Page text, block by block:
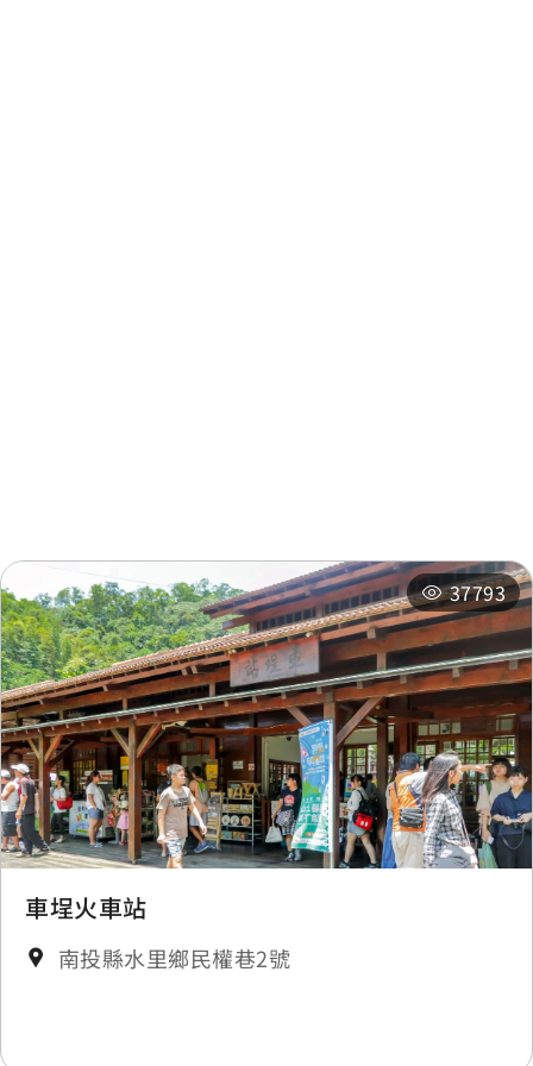
37793
車埕火車站
南投縣水里鄉民權巷2號